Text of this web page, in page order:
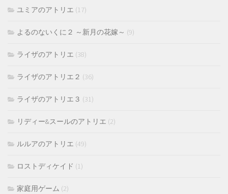
ユミアのアトリエ (17)
よるのないくに２ ～新月の花嫁～ (9)
ライザのアトリエ (38)
ライザのアトリエ２ (36)
ライザのアトリエ３ (31)
リディー&スールのアトリエ (2)
ルルアのアトリエ (49)
ロストディケイド (1)
家庭用ゲーム (2)